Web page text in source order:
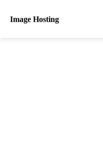
Image Hosting